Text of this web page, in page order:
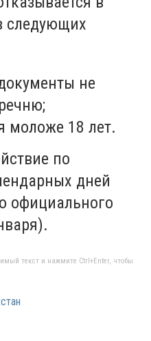
следующих
не
моложе 18 лет.
по
дней
официального
текст и нажмите Ctrl+Enter, чтобы